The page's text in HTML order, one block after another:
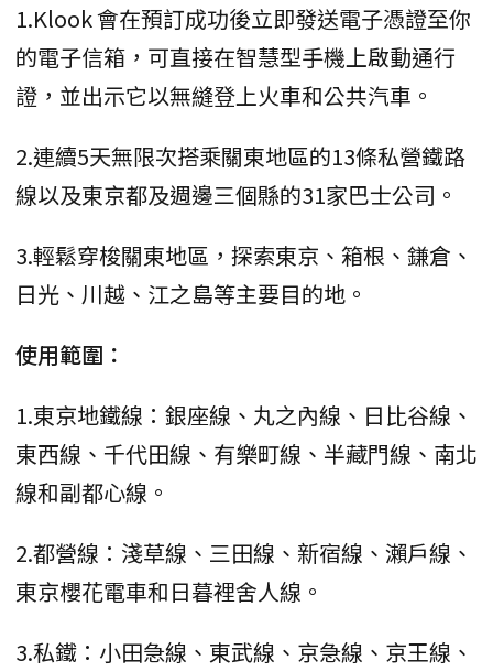
1.Klook 會在預訂成功後立即發送電子憑證至你
的電子信箱，可直接在智慧型手機上啟動通行
證，並出示它以無縫登上火車和公共汽車。
2.連續5天無限次搭乘關東地區的13條私營鐵路
線以及東京都及週邊三個縣的31家巴士公司。
3.輕鬆穿梭關東地區，探索東京、箱根、鎌倉、
日光、川越、江之島等主要目的地。
使用範圍：
1.東京地鐵線：銀座線、丸之內線、日比谷線、
東西線、千代田線、有樂町線、半藏門線、南北
線和副都心線。
2.都營線：淺草線、三田線、新宿線、瀨戶線、
東京櫻花電車和日暮裡舍人線。
3.私鐵：小田急線、東武線、京急線、京王線、